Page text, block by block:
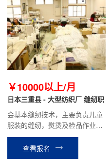
￥10000以上/月
日本三重县 - 大型纺织厂 缝纫职
会基本缝纫技术，主要负责儿童
服装的缝纫，熨烫及检品作业，
大企业加班多，到手工资20万日
元以上。需要有耐力，手指灵
巧，认真，性格开朗的人。
查看报名